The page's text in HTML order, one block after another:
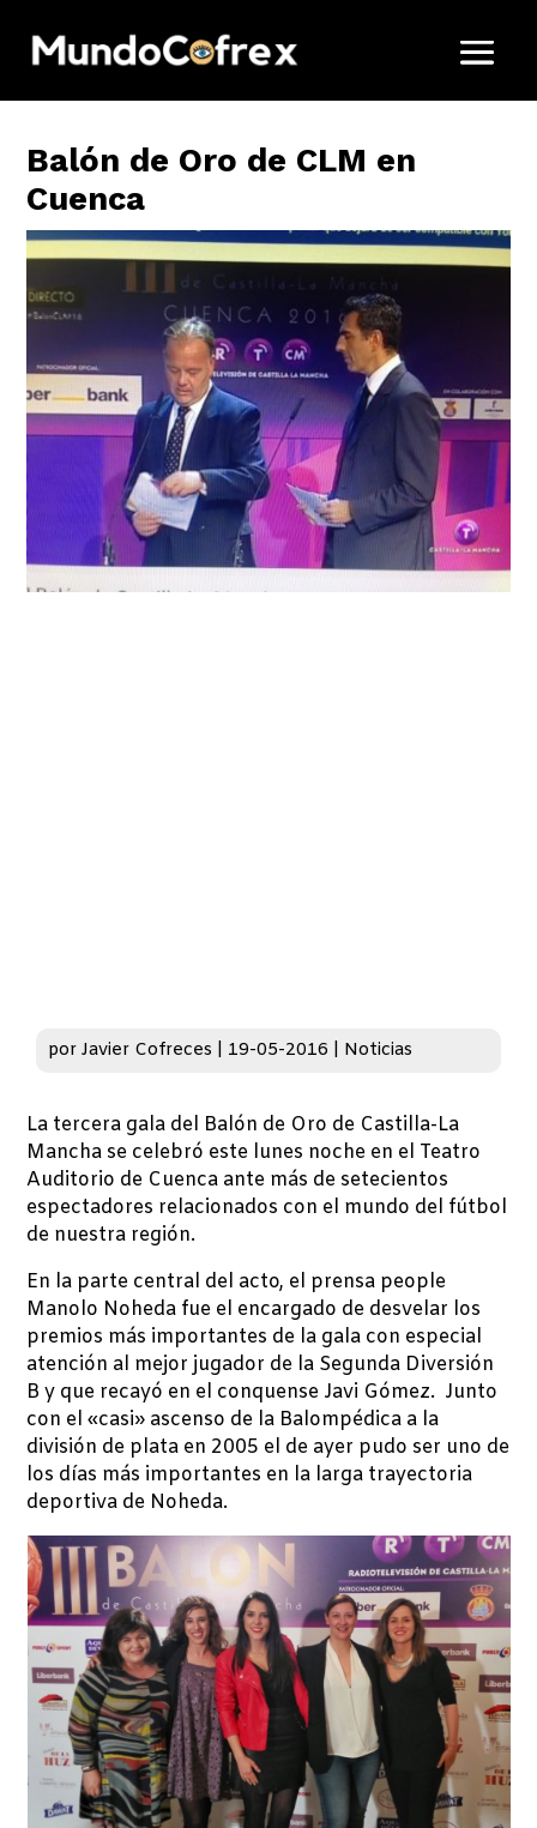
Balón de Oro de CLM en
Cuenca
porJavier Cofreces 19-05-2016 Noticias
La tercera gala del Balón de Oro de Castilla-La
Mancha se celebró este lunes noche en el Teatro
Auditorio de Cuenca ante más de setecientos
espectadores relacionados con el mundo del fútbol
de nuestra región.
En la parte central del acto, el prensa people
Manolo Noheda fue el encargado de desvelar los
premios más importantes de la gala con especial
atención al mejor jugador de la Segunda Diversión
B y que recayó en el conquense Javi Gómez. Junto
con el «casi» ascenso de la Balompédica a la
división de plata en 2005 el de ayer pudo ser uno de
los días más importantes en la larga trayectoria
deportiva de Noheda.